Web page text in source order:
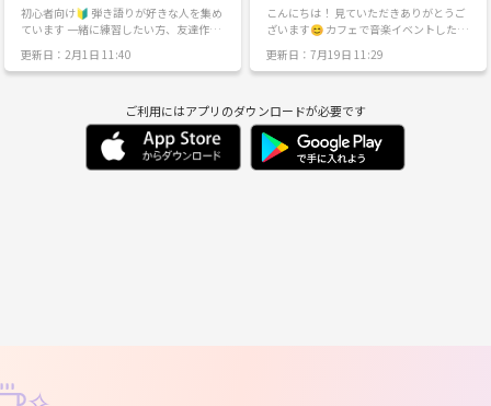
初心者向け🔰 弾き語りが好きな人を集め
ています 一緒に練習したい方、友達作り
更新日：2月1日 11:40
こんにちは！ 見ていただきありがとうご
ざいます😊 カフェで音楽イベントしたり
語り セッションをゆるく楽しんだり バン
ド組んでみたり しませんか？？🎸 私はボ
す🙂 ギターやピアノ、他いろんな楽器弾
ける方 社会人なって誰かと音楽してみた
い方 気軽に音楽楽しめる方 ぜひ声かけて
ください🙂 👨‍👩‍👧参加募集について 20〜40
更新日：7月19日 11:29
ご利用にはアプリのダウンロードが必要です